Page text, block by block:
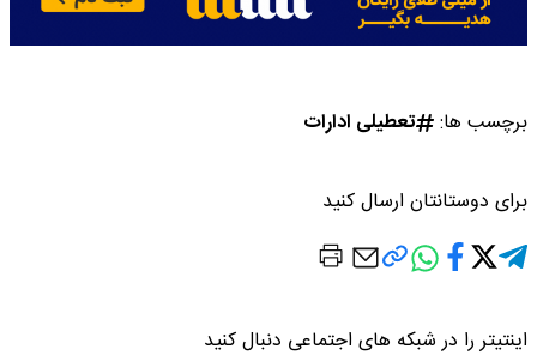
برچسب ها: تعطیلی ادارات
برای دوستانتان ارسال کنید
اینتیتر را در شبکه های اجتماعی دنبال کنید